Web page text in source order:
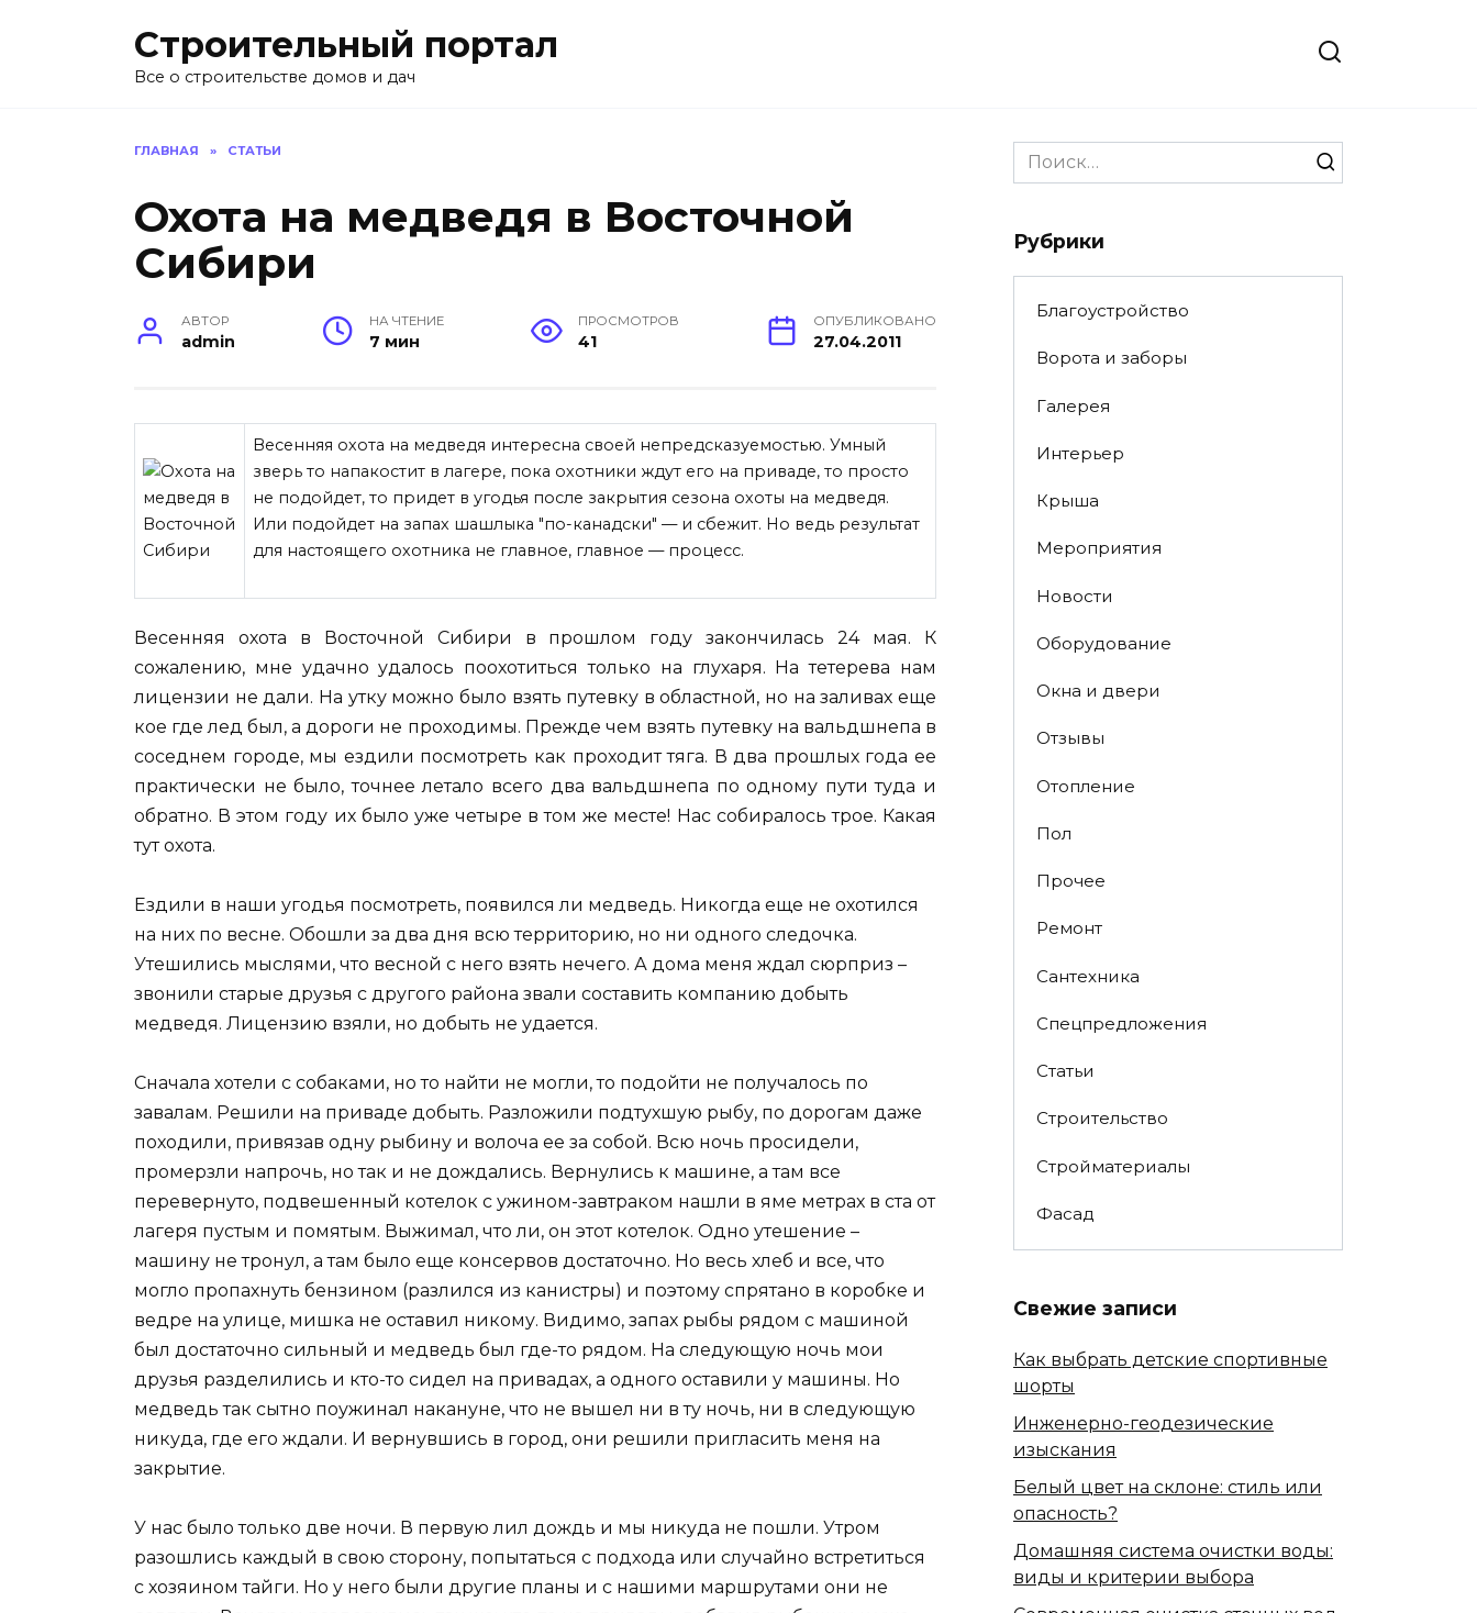
Строительный портал
Все о строительстве домов и дач
ГЛАВНАЯ » СТАТЬИ
Охота на медведя в Восточной
Сибири
АВТОР
admin
НА ЧТЕНИЕ
7 мин
ПРОСМОТРОВ
41
ОПУБЛИКОВАНО
27.04.2011
Весенняя охота на медведя интересна своей непредсказуемостью. Умный
зверь то напакостит в лагере, пока охотники ждут его на приваде, то просто
не подойдет, то придет в угодья после закрытия сезона охоты на медведя.
Или подойдет на запах шашлыка "по-канадски" — и сбежит. Но ведь результат
для настоящего охотника не главное, главное — процесс.
Весенняя
охота в Восточной Сибири в прошлом году закончилась 24 мая. К
сожалению, мне удачно удалось поохотиться только на глухаря. На тетерева нам
лицензии не дали. На утку можно было взять путевку в областной, но на заливах еще
кое где лед был, а дороги не проходимы. Прежде чем взять путевку на вальдшнепа в
соседнем городе, мы ездили посмотреть как проходит тяга. В два прошлых года ее
практически не было, точнее летало всего два вальдшнепа по одному пути туда и
обратно. В этом году их было уже четыре в том же месте! Нас собиралось трое. Какая
тут охота.
Ездили в наши угодья посмотреть, появился ли медведь. Никогда еще не охотился
на них по весне. Обошли за два дня всю территорию, но ни одного следочка.
Утешились мыслями, что весной с него взять нечего. А дома меня ждал сюрприз –
звонили старые друзья с другого района звали составить компанию добыть
медведя. Лицензию взяли, но добыть не удается.
Сначала хотели с собаками, но то найти не могли, то подойти не получалось по
завалам. Решили на приваде добыть. Разложили подтухшую рыбу, по дорогам даже
походили, привязав одну рыбину и волоча ее за собой. Всю ночь просидели,
промерзли напрочь, но так и не дождались. Вернулись к машине, а там все
перевернуто, подвешенный котелок с ужином-завтраком нашли в яме метрах в ста от
лагеря пустым и помятым. Выжимал, что ли, он этот котелок. Одно утешение –
машину не тронул, а там было еще консервов достаточно. Но весь хлеб и все, что
могло пропахнуть бензином (разлился из канистры) и поэтому спрятано в коробке и
ведре на улице, мишка не оставил никому. Видимо, запах рыбы рядом с машиной
был достаточно сильный и медведь был где-то рядом. На следующую ночь мои
друзья разделились и кто-то сидел на привадах, а одного оставили у машины. Но
медведь так сытно поужинал накануне, что не вышел ни в ту ночь, ни в следующую
никуда, где его ждали. И вернувшись в город, они решили пригласить меня на
закрытие.
У нас было только две ночи. В первую лил дождь и мы никуда не пошли. Утром
разошлись каждый в свою сторону, попытаться с подхода или случайно встретиться
с хозяином тайги. Но у него были другие планы и с нашими маршрутами они не
Search
for:
Рубрики
Благоустройство
Ворота и заборы
Галерея
Интерьер
Крыша
Мероприятия
Новости
Оборудование
Окна и двери
Отзывы
Отопление
Пол
Прочее
Ремонт
Сантехника
Спецпредложения
Статьи
Строительство
Стройматериалы
Фасад
Свежие записи
Как выбрать детские спортивные
шорты
Инженерно-геодезические
изыскания
Белый цвет на склоне: стиль или
опасность?
Домашняя система очистки воды:
виды и критерии выбора